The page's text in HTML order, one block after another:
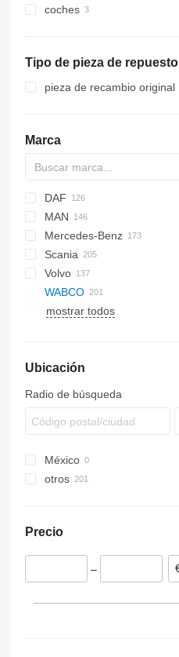
vehículos municipales
coches
Tipo de pieza de repuesto
pieza de recambio original
Marca
DAF
CF
LF
XF
XG
F-MAX
EuroCargo
EuroStar
Eurotech
Eurotrakker
Stralis
Trakker
MAN
F90
LE
TGA
TGL
TGM
Mercedes-Benz
Actros
Antos
Arocs
Atego
LK
K-series
Kerax
Magnum
Major
Scania
G-series
P-series
R-series
Volvo
EC
F89
FL
FMX
N-series
WABCO
mostrar todos
Ubicación
Radio de búsqueda
México
otros
Portugal
Rumanía
Precio
–